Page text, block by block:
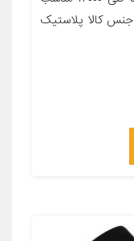
برای خودرو پراید تعداد در بسته‌بندی ۱ جنس کالا پلاستیک